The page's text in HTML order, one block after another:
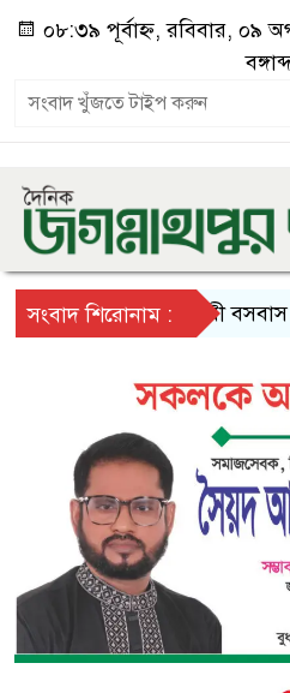
০৮:৩৯ পূর্বাহ্ন, রবিবার, ০৯
বঙ্গাব্দ
সংবাদ শিরোনাম :স্থায়ী বসবাস